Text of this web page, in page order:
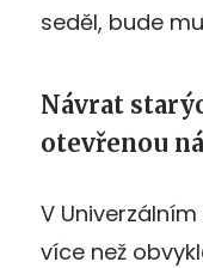
seděl, bude
Návrat
otevřenou
V
více než